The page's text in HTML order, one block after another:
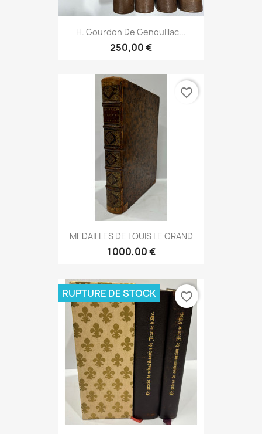
H. Gourdon De Genouillac...
250,00 €
MEDAILLES DE LOUIS LE GRAND
1 000,00 €
favorite_border
RUPTURE DE STOCK favorite_border